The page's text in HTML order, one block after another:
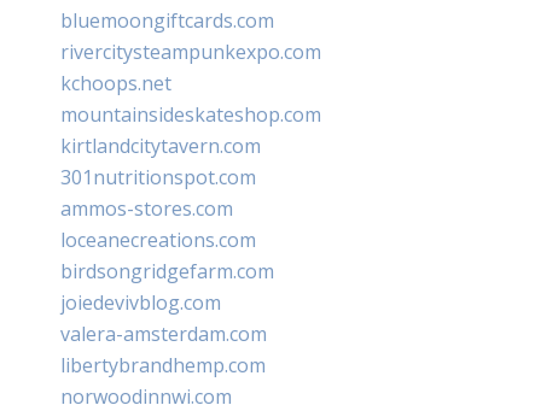
bluemoongiftcards.com
rivercitysteampunkexpo.com
kchoops.net
mountainsideskateshop.com
kirtlandcitytavern.com
301nutritionspot.com
ammos-stores.com
loceanecreations.com
birdsongridgefarm.com
joiedevivblog.com
valera-amsterdam.com
libertybrandhemp.com
norwoodinnwi.com